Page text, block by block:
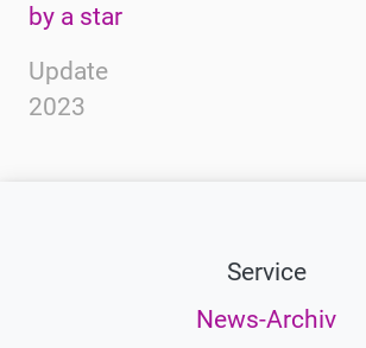
by a star
Update
2023
Service
News-Archiv